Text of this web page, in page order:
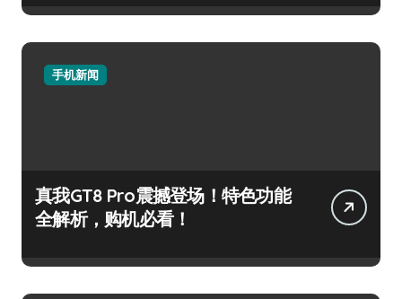
手机新闻
真我GT8 Pro震撼登场！特色功能
全解析，购机必看！